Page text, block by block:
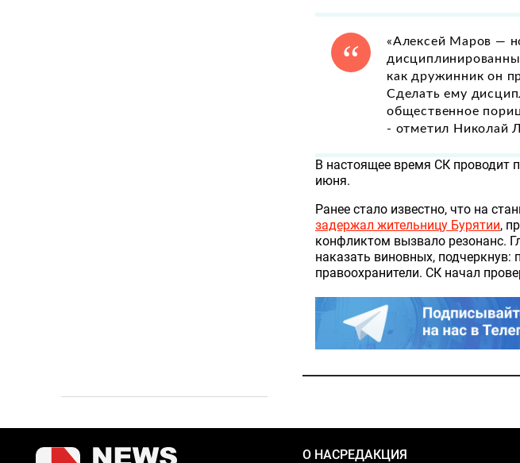
«Алексей Маров —
как дружинник он
Сделать ему
общественное
- отметил Николай
В настоящее время СК проводит
июня.
Ранее стало известно, что на
задержал жительницу Бурятии,
конфликтом вызвало резонанс.
наказать виновных,
правоохранители. СК начал
О НАСРЕДАКЦИЯ